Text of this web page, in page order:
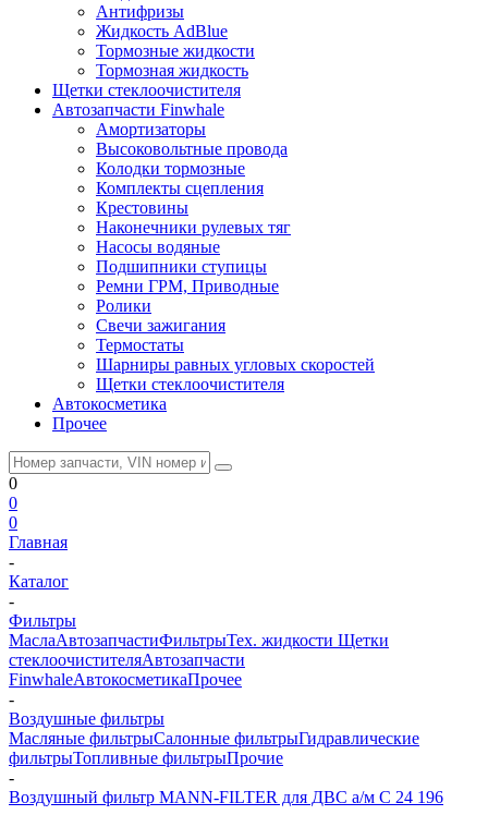
Антифризы
Жидкость AdBlue
Тормозные жидкости
Тормозная жидкость
Щетки стеклоочистителя
Автозапчасти Finwhale
Амортизаторы
Высоковольтные провода
Колодки тормозные
Комплекты сцепления
Крестовины
Наконечники рулевых тяг
Насосы водяные
Подшипники ступицы
Ремни ГРМ, Приводные
Ролики
Свечи зажигания
Термостаты
Шарниры равных угловых скоростей
Щетки стеклоочистителя
Автокосметика
Прочее
0
0
0
Главная
-
Каталог
-
Фильтры
МаслаАвтозапчастиФильтрыТех. жидкости Щетки
стеклоочистителяАвтозапчасти
FinwhaleАвтокосметикаПрочее
-
Воздушные фильтры
Масляные фильтрыСалонные фильтрыГидравлические
фильтрыТопливные фильтрыПрочие
-
Воздушный фильтр MANN-FILTER для ДВС а/м C 24 196